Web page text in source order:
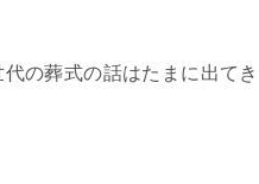
の葬式の話はたまに出てき